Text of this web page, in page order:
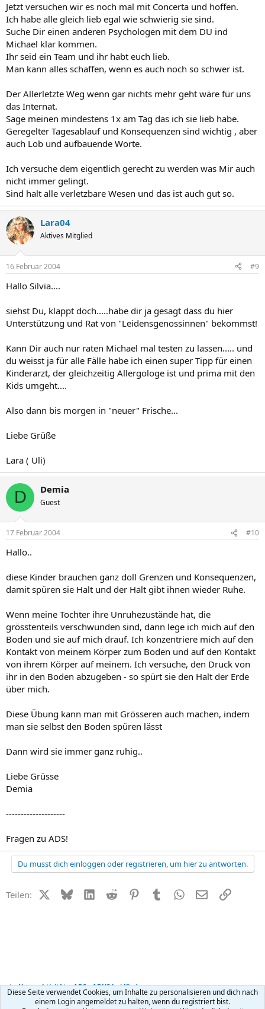
Jetzt versuchen wir es noch mal mit Concerta und hoffen.
Ich habe alle gleich lieb egal wie schwierig sie sind.
Suche Dir einen anderen Psychologen mit dem DU ind
Michael klar kommen.
Ihr seid ein Team und ihr habt euch lieb.
Man kann alles schaffen, wenn es auch noch so schwer ist.
Der Allerletzte Weg wenn gar nichts mehr geht wäre für uns
das Internat.
Sage meinen mindestens 1x am Tag das ich sie lieb habe.
Geregelter Tagesablauf und Konsequenzen sind wichtig , aber
auch Lob und aufbauende Worte.
Ich versuche dem eigentlich gerecht zu werden was Mir auch
nicht immer gelingt.
Sind halt alle verletzbare Wesen und das ist auch gut so.
Lara04
Aktives Mitglied
16 Februar 2004 #9
Hallo Silvia....
siehst Du, klappt doch.....habe dir ja gesagt dass du hier
Unterstützung und Rat von "Leidensgenossinnen" bekommst!
Kann Dir auch nur raten Michael mal testen zu lassen..... und
du weisst ja für alle Fälle habe ich einen super Tipp für einen
Kinderarzt, der gleichzeitig Allergologe ist und prima mit den
Kids umgeht....
Also dann bis morgen in "neuer" Frische...
Liebe Grüße
Lara ( Uli)
D Demia
Guest
17 Februar 2004 #10
Hallo..
diese Kinder brauchen ganz doll Grenzen und Konsequenzen,
damit spüren sie Halt und der Halt gibt ihnen wieder Ruhe.
Wenn meine Tochter ihre Unruhezustände hat, die
grösstenteils verschwunden sind, dann lege ich mich auf den
Boden und sie auf mich drauf. Ich konzentriere mich auf den
Kontakt von meinem Körper zum Boden und auf den Kontakt
von ihrem Körper auf meinem. Ich versuche, den Druck von
ihr in den Boden abzugeben - so spürt sie den Halt der Erde
über mich.
Diese Übung kann man mit Grösseren auch machen, indem
man sie selbst den Boden spüren lässt
Dann wird sie immer ganz ruhig..
Liebe Grüsse
Demia
--------------------
Fragen zu ADS!
Du musst dich einloggen oder registrieren, um hier zu antworten.
Teilen: X (Twitter)
BlueskyLinkedIn
Reddit PinterestTumblr WhatsApp
E-MailLink
Hyperaktivität + ADS - ADHS bei Kindern
Diese Seite verwendet Cookies, um Inhalte zu personalisieren und dich nach
einem Login angemeldet zu halten, wenn du registriert bist.